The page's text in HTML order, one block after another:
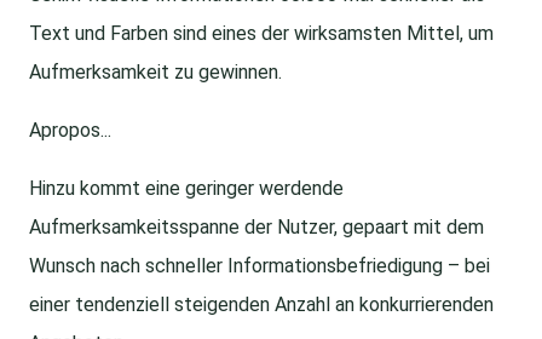
Text und Farben sind eines der wirksamsten Mittel, um
Aufmerksamkeit zu gewinnen.
Apropos...
Hinzu kommt eine geringer werdende
Aufmerksamkeitsspanne der Nutzer, gepaart mit dem
Wunsch nach schneller Informationsbefriedigung – bei
einer tendenziell steigenden Anzahl an konkurrierenden